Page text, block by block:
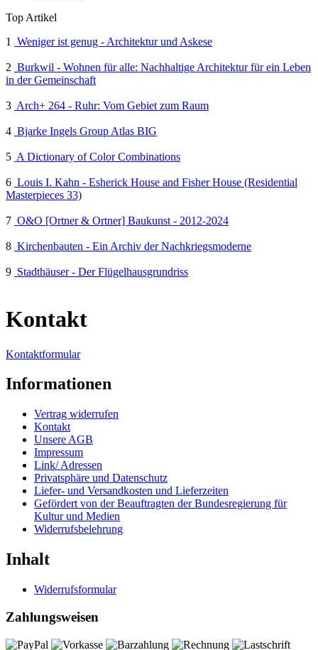
Top Artikel
1
Weniger ist genug - Architektur und Askese
2 Burkwil - Wohnen für alle: Nachhaltige Architektur für ein Leben
in der Gemeinschaft
3 Arch+ 264 - Ruhr: Vom Gebiet zum Raum
4 Bjarke Ingels Group Atlas BIG
5 A Dictionary of Color Combinations
6 Louis I. Kahn - Esherick House and Fisher House (Residential
Masterpieces 33)
7 O&O [Ortner & Ortner] Baukunst - 2012-2024
8 Kirchenbauten - Ein Archiv der Nachkriegsmoderne
9 Stadthäuser - Der Flügelhausgrundriss
Kontakt
Kontaktformular
Informationen
Vertrag widerrufen
Kontakt
Unsere AGB
Impressum
Link/ Adressen
Privatsphäre und Datenschutz
Liefer- und Versandkosten und Lieferzeiten
Gefördert von der Beauftragten der Bundesregierung für
Kultur und Medien
Widerrufsbelehrung
Inhalt
Widerrufsformular
Zahlungsweisen